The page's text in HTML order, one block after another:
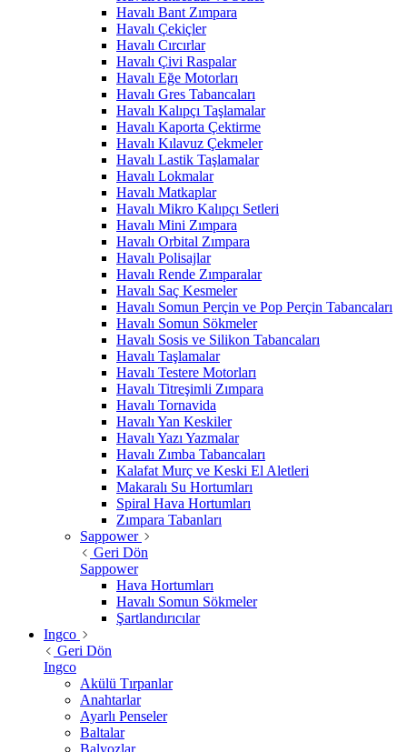
Havalı Bant Zımpara
Havalı Çekiçler
Havalı Cırcırlar
Havalı Çivi Raspalar
Havalı Eğe Motorları
Havalı Gres Tabancaları
Havalı Kalıpçı Taşlamalar
Havalı Kaporta Çektirme
Havalı Kılavuz Çekmeler
Havalı Lastik Taşlamalar
Havalı Lokmalar
Havalı Matkaplar
Havalı Mikro Kalıpçı Setleri
Havalı Mini Zımpara
Havalı Orbital Zımpara
Havalı Polisajlar
Havalı Rende Zımparalar
Havalı Saç Kesmeler
Havalı Somun Perçin ve Pop Perçin Tabancaları
Havalı Somun Sökmeler
Havalı Sosis ve Silikon Tabancaları
Havalı Taşlamalar
Havalı Testere Motorları
Havalı Titreşimli Zımpara
Havalı Tornavida
Havalı Yan Keskiler
Havalı Yazı Yazmalar
Havalı Zımba Tabancaları
Kalafat Murç ve Keski El Aletleri
Makaralı Su Hortumları
Spiral Hava Hortumları
Zımpara Tabanları
Sappower
Geri Dön
Sappower
Hava Hortumları
Havalı Somun Sökmeler
Şartlandırıcılar
Ingco
Geri Dön
Ingco
Akülü Tırpanlar
Anahtarlar
Ayarlı Penseler
Baltalar
Balyozlar